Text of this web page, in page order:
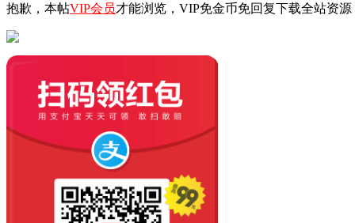
抱歉，本帖VIP会员才能浏览，VIP免金币免回复下载全站资源